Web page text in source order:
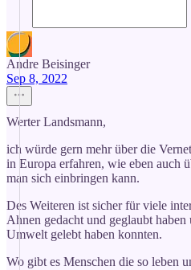
Andre Beisinger
Sep 8, 2022
Werter Landsmann,
ich würde gern mehr über die
in Europa erfahren, wie eben auch
man sich einbringen kann.
Des Weiteren ist sicher für viele
Ahnen gedacht und geglaubt
Umwelt gelebt haben konnten.
Wo gibt es Menschen die so leben